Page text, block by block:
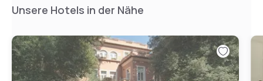
Unsere Hotels in der Nähe